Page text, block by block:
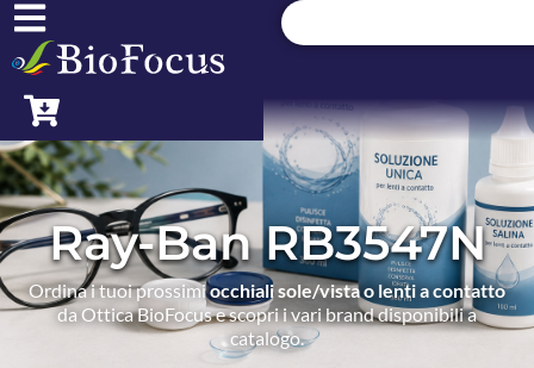
Ray-Ban RB3547N
Ordina i tuoi prossimiocchiali sole/vista o lenti a contatto
da Ottica BioFocus e scopri i vari brand disponibili a
catalogo.